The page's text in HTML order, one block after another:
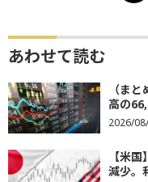
あわせて読む
（ま
高の
2026/
【米
減少。